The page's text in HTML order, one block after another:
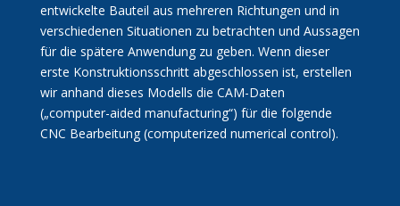
entwickelte Bauteil aus mehreren Richtungen und in
verschiedenen Situationen zu betrachten und Aussagen
für die spätere Anwendung zu geben. Wenn dieser
erste Konstruktionsschritt abgeschlossen ist, erstellen
wir anhand dieses Modells die CAM-Daten
(„computer-aided manufacturing“) für die folgende
CNC Bearbeitung (computerized numerical control).